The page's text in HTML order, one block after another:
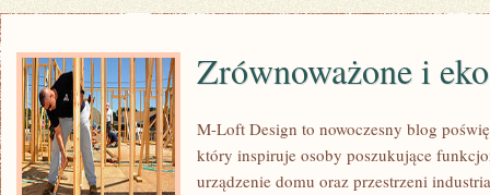
Zrównoważone i
M-Loft Design to nowoczesny blog
który inspiruje osoby poszukujące
urządzenie domu oraz przestrzeni